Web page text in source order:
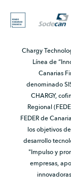
Chargy
Línea de
Canarias
denominado
CHARGY,
Regional
FEDER de
los objetivos
desarrollo
"Impulso y
empresas,